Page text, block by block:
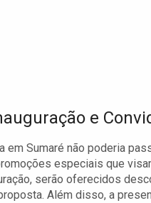
e
em Sumaré não poderia
especiais que
serão oferecidos
Além disso, a